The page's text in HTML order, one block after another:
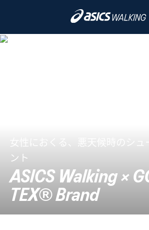
STORY
STYLE
PEOPLE
女性におくる、悪天候時のシュ
ント
ASICS Walking ×
TEX® Brand